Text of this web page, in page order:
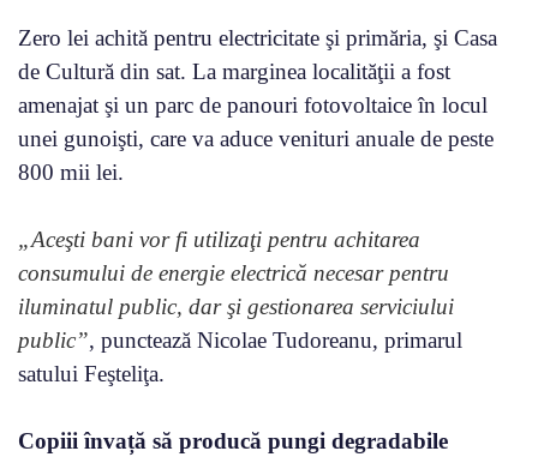
Zero lei achită pentru electricitate şi primăria, şi Casa
de Cultură din sat. La marginea localităţii a fost
amenajat şi un parc de panouri fotovoltaice în locul
unei gunoişti, care va aduce venituri anuale de peste
800 mii lei.
„Aceşti bani vor fi utilizaţi pentru achitarea
consumului de energie electrică necesar pentru
iluminatul public, dar şi gestionarea serviciului
public”, punctează Nicolae Tudoreanu, primarul
satului Feşteliţa.
Copiii învață să producă pungi degradabile